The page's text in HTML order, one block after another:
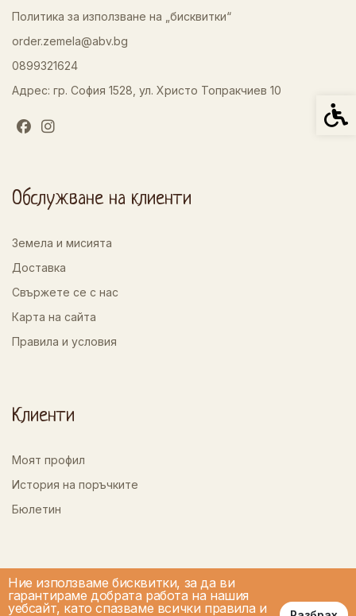
Ние използваме бисквитки, за да ви
гарантираме добрата работа на нашия
уебсайт, като спазваме всички правила и
Политика за използване на „бисквитки“
order.zemela@abv.bg
0899321624
Адрес: гр. София 1528, ул. Христо Топракчиев 10
Обслужване на клиенти
Земела и мисията
Доставка
Свържете се с нас
Карта на сайта
Правила и условия
Клиенти
Моят профил
История на поръчките
Бюлетин